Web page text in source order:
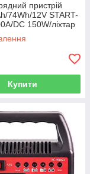
пристрій
74Wh/12V START-
DC 150W/ліхтар
700
Купити